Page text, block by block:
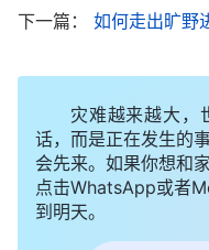
神与抵挡神的人彻底
貌，仪表堂堂、气宇
得知主耶稣出生在木
长大时，就认为主耶
同，再加上主耶稣作
下一篇： 如何走出旷野
灾难越来越大，
话，而是正在发生的
会先来。如果你想和
点击WhatsApp或者
到明天。